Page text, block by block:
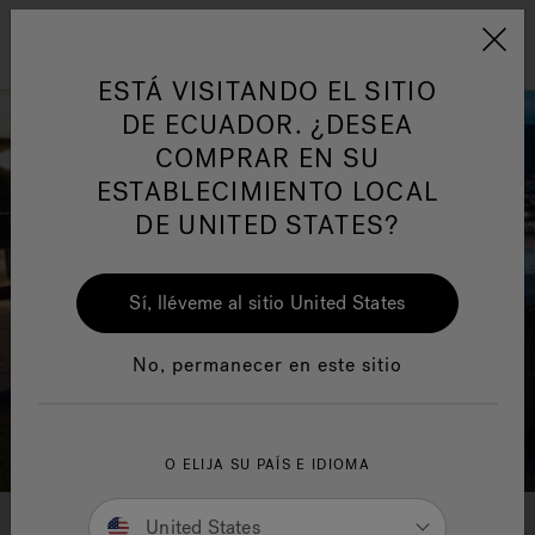
Jacuzzi&reg; Latin
ESTÁ VISITANDO EL SITIO
DE ECUADOR. ¿DESEA
COMPRAR EN SU
ESTABLECIMIENTO LOCAL
DE UNITED STATES?
Sí, lléveme al sitio United States
No, permanecer en este sitio
O ELIJA SU PAÍS E IDIOMA
United States